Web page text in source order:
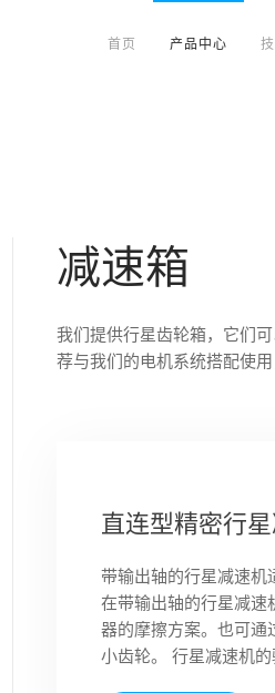
首页 产品中心
减速箱
我们提供行星齿轮箱，它们
荐与我们的电机系统搭配使
直连型精密行
带输出轴的行星减速机
在带输出轴的行星减速
器的摩擦方案。也可通
小齿轮。 行星减速机的